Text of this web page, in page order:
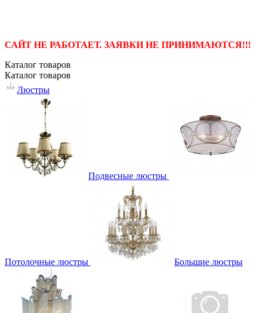
САЙТ НЕ РАБОТАЕТ. ЗАЯВКИ НЕ ПРИНИМАЮТСЯ!!!
Каталог товаров
Каталог товаров
Люстры
Подвесные люстры
Потолочные люстры Большие люстры